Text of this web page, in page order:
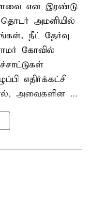
என இரண்டு
தொடர் அமளியில்
நீட் தேர்வு
கோவில்
எதிர்க்கட்சி
அவைகளின ...